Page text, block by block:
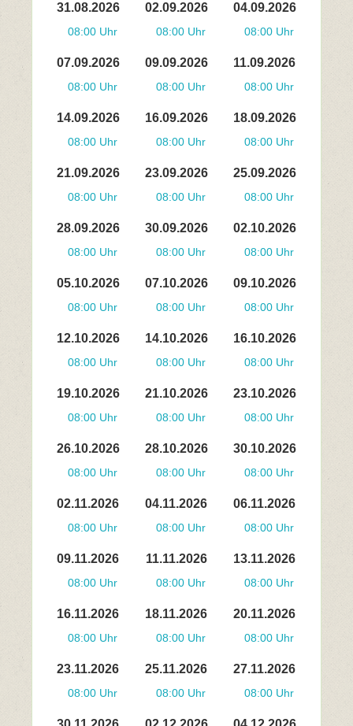
31.08.2026
08:00 Uhr
02.09.2026
08:00 Uhr
04.09.2026
08:00 Uhr
07.09.2026
08:00 Uhr
09.09.2026
08:00 Uhr
11.09.2026
08:00 Uhr
14.09.2026
08:00 Uhr
16.09.2026
08:00 Uhr
18.09.2026
08:00 Uhr
21.09.2026
08:00 Uhr
23.09.2026
08:00 Uhr
25.09.2026
08:00 Uhr
28.09.2026
08:00 Uhr
30.09.2026
08:00 Uhr
02.10.2026
08:00 Uhr
05.10.2026
08:00 Uhr
07.10.2026
08:00 Uhr
09.10.2026
08:00 Uhr
12.10.2026
08:00 Uhr
14.10.2026
08:00 Uhr
16.10.2026
08:00 Uhr
19.10.2026
08:00 Uhr
21.10.2026
08:00 Uhr
23.10.2026
08:00 Uhr
26.10.2026
08:00 Uhr
28.10.2026
08:00 Uhr
30.10.2026
08:00 Uhr
02.11.2026
08:00 Uhr
04.11.2026
08:00 Uhr
06.11.2026
08:00 Uhr
09.11.2026
08:00 Uhr
11.11.2026
08:00 Uhr
13.11.2026
08:00 Uhr
16.11.2026
08:00 Uhr
18.11.2026
08:00 Uhr
20.11.2026
08:00 Uhr
23.11.2026
08:00 Uhr
25.11.2026
08:00 Uhr
27.11.2026
08:00 Uhr